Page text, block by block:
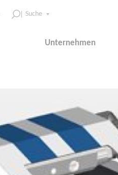
Suche
Unternehmen